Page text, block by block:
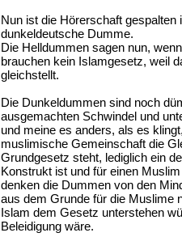
Nun ist die Hörerschaft
dunkeldeutsche Dumme.
Die Helldummen sagen nun,
brauchen kein Islamgesetz, weil
gleichstellt.
Die Dunkeldummen sind noch
ausgemachten Schwindel und
und meine es anders, als es
muslimische Gemeinschaft die
Grundgesetz steht, lediglich ein
Konstrukt ist und für einen
denken die Dummen von den
aus dem Grunde für die Muslime
Islam dem Gesetz unterstehen
Beleidigung wäre.